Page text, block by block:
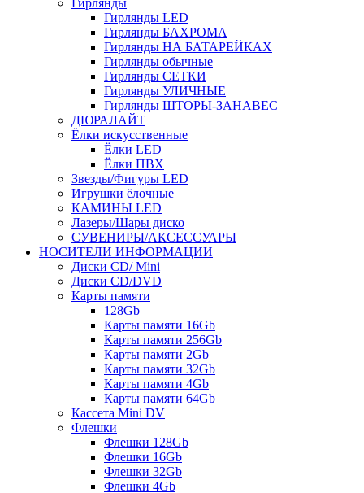
Гирлянды
Гирлянды LED
Гирлянды БАХРОМА
Гирлянды НА БАТАРЕЙКАХ
Гирлянды обычные
Гирлянды СЕТКИ
Гирлянды УЛИЧНЫЕ
Гирлянды ШТОРЫ-ЗАНАВЕС
ДЮРАЛАЙТ
Ёлки искусственные
Ёлки LED
Ёлки ПВХ
Звезды/Фигуры LED
Игрушки ёлочные
КАМИНЫ LED
Лазеры/Шары диско
СУВЕНИРЫ/АКСЕССУАРЫ
НОСИТЕЛИ ИНФОРМАЦИИ
Диски CD/ Mini
Диски CD/DVD
Карты памяти
128Gb
Карты памяти 16Gb
Карты памяти 256Gb
Карты памяти 2Gb
Карты памяти 32Gb
Карты памяти 4Gb
Карты памяти 64Gb
Кассета Mini DV
Флешки
Флешки 128Gb
Флешки 16Gb
Флешки 32Gb
Флешки 4Gb